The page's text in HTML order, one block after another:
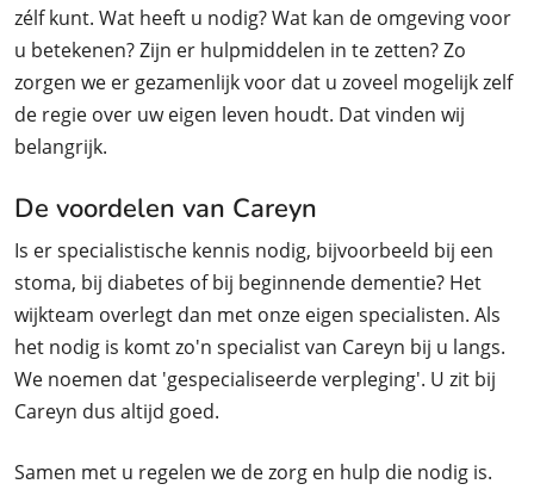
zélf kunt. Wat heeft u nodig? Wat kan de omgeving voor
u betekenen? Zijn er hulpmiddelen in te zetten? Zo
zorgen we er gezamenlijk voor dat u zoveel mogelijk zelf
de regie over uw eigen leven houdt. Dat vinden wij
belangrijk.
De voordelen van Careyn
Is er specialistische kennis nodig, bijvoorbeeld bij een
stoma, bij diabetes of bij beginnende dementie? Het
wijkteam overlegt dan met onze eigen specialisten. Als
het nodig is komt zo'n specialist van Careyn bij u langs.
We noemen dat 'gespecialiseerde verpleging'. U zit bij
Careyn dus altijd goed.
Samen met u regelen we de zorg en hulp die nodig is.